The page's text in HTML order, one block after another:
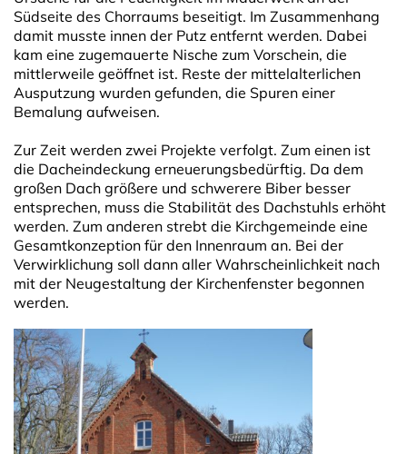
Südseite des Chorraums beseitigt. Im Zusammen­hang
damit musste innen der Putz entfernt werden. Dabei
kam eine zugemauerte Nische zum Vorschein, die
mittlerweile geöffnet ist. Reste der mittel­alter­lichen
Ausputzung wurden gefunden, die Spuren einer
Bemalung aufweisen.
Zur Zeit werden zwei Projekte verfolgt. Zum einen ist
die Dacheindeckung erneuerungsbedürftig. Da dem
großen Dach größere und schwerere Biber besser
entsprechen, muss die Stabilität des Dachstuhls erhöht
werden. Zum anderen strebt die Kirchgemeinde eine
Gesamtkonzeption für den Innenraum an. Bei der
Verwirklichung soll dann aller Wahrscheinlichkeit nach
mit der Neugestaltung der Kirchenfenster begonnen
werden.